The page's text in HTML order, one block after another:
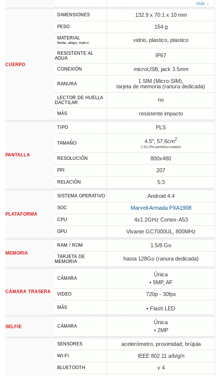
más ↓
CUERPO
DIMENSIONES 132.9 x 70.1 x 10 mm
PESO 154 g
MATERIAL
frente, abajo, marco vidrio, plastico, plastico
RESISTENTE AL
AGUA
IP67
CONEXIÓN microUSB, jack 3.5mm
RANURA
1 SIM (Micro-SIM),
tarjeta de memoria (ranura dedicada)
LECTOR DE HUELLA
DACTILAR
no
MÁS resistente impacto
PANTALLA
TIPO PLS
TAMAÑO 4.5", 57.6cm2
(~61.9% pantalla-cuerpo)
RESOLUCIÓN 800x480
PPI 207
RELACIÓN 5:3
PLATAFORMA
SISTEMA OPERATIVO Android 4.4
SOC Marvell Armada PXA1908
CPU 4x1.2GHz Cortex-A53
GPU Vivante GC7000UL, 800MHz
MEMORIA
RAM / ROM 1.5/8 Go
TARJETA DE
MEMORIA
hasta 128Go (ranura dedicada)
CÁMARA TRASERA
CÁMARA
Única
• 5MP, AF
VIDEO 720p - 30fps
MÁS • Flash LED
SELFIE CÁMARA
Única
• 2MP
SENSORES acelerómetro, proximidad, brújula
WI-FI IEEE 802.11 a/b/g/n
BLUETOOTH v 4